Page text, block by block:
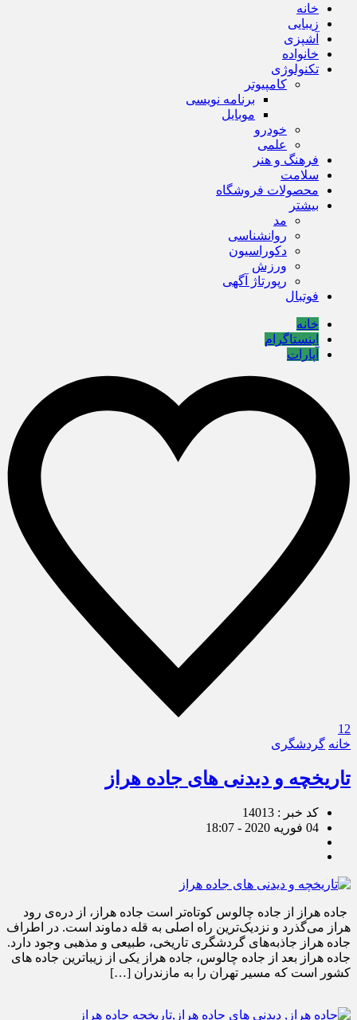
خانه
زیبایی
آشپزی
خانواده
تکنولوژی
کامپیوتر
برنامه نویسی
موبایل
خودرو
علمی
فرهنگ و هنر
سلامت
محصولات فروشگاه
بیشتر
مد
روانشناسی
دکوراسیون
ورزش
رپورتاژ آگهی
فوتبال
خانه
اینستاگرام
آپارات
12
خانه گردشگری
تاریخچه و دیدنی های جاده هراز
کد خبر : 14013
04 فوریه 2020 - 18:07
جاده هراز از جاده چالوس کوتاه‌تر است جاده هراز، از دره‌ی رود
هراز می‌گذرد و نزدیک‌ترین راه اصلی به قله دماوند است. در اطراف
جاده هراز جاذبه‌های گردشگری تاریخی، طبیعی و مذهبی وجود دارد.
جاده هراز بعد از جاده چالوس، جاده هراز یکی از زیباترین جاده های
کشور است که مسیر تهران را به مازندران […]